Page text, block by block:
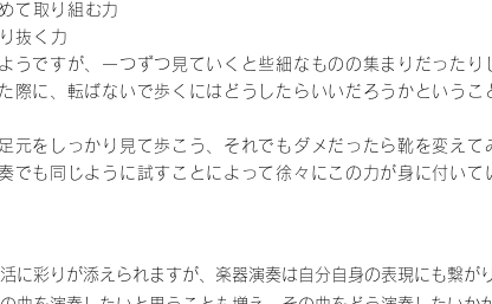
て取り組む力
抜く力
うですが、一つずつ見ていくと些細なものの集まりだったり
際に、転ばないで歩くにはどうしたらいいだろうかというこ
足元をしっかり見て歩こう、それでもダメだったら靴を変えて
でも同じように試すことによって徐々にこの力が身に付いて
に彩りが添えられますが、楽器演奏は自分自身の表現にも繋が